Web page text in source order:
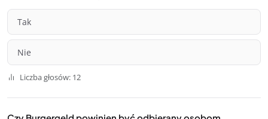
Tak
Nie
Liczba głosów: 12